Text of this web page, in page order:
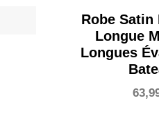
Robe Satin
Longue
Longues